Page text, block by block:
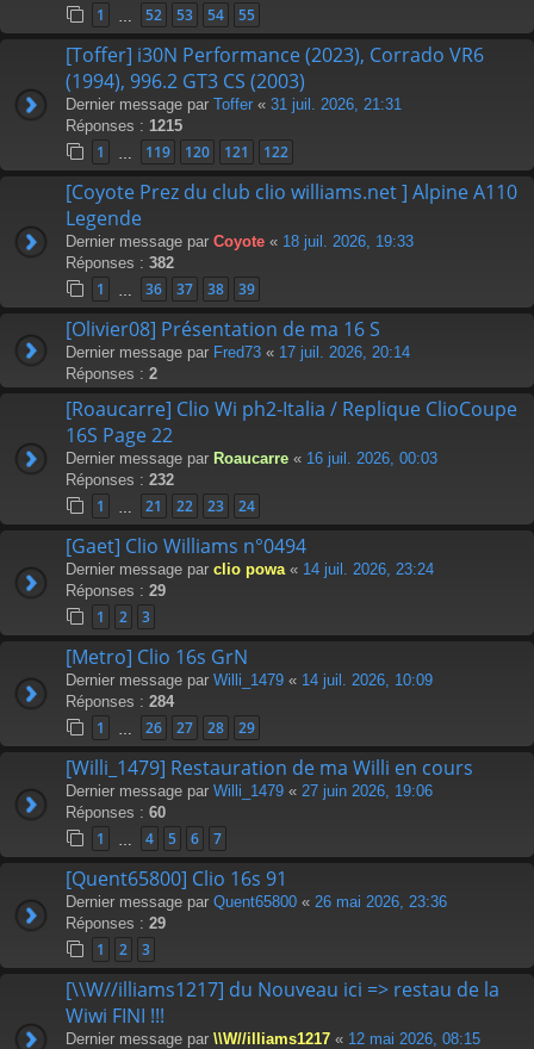
1 52 53 54 55
[Toffer] i30N Performance (2023), Corrado VR6
(1994), 996.2 GT3 CS (2003)
Dernier message par Toffer « 31 juil. 2026, 21:31
Réponses : 1215
1 119 120 121 122
[Coyote Prez du club clio williams.net ] Alpine A110
Legende
Dernier message par Coyote « 18 juil. 2026, 19:33
Réponses : 382
1 36 37 38 39
[Olivier08] Présentation de ma 16 S
Dernier message par Fred73 « 17 juil. 2026, 20:14
Réponses : 2
[Roaucarre] Clio Wi ph2-Italia / Replique ClioCoupe
16S Page 22
Dernier message par Roaucarre « 16 juil. 2026, 00:03
Réponses : 232
1 21 22 23 24
[Gaet] Clio Williams n°0494
Dernier message par clio powa « 14 juil. 2026, 23:24
Réponses : 29
1 2 3
[Metro] Clio 16s GrN
Dernier message par Willi_1479 « 14 juil. 2026, 10:09
Réponses : 284
1 26 27 28 29
[Willi_1479] Restauration de ma Willi en cours
Dernier message par Willi_1479 « 27 juin 2026, 19:06
Réponses : 60
1 4 5 6 7
[Quent65800] Clio 16s 91
Dernier message par Quent65800 « 26 mai 2026, 23:36
Réponses : 29
1 2 3
[\\W//illiams1217] du Nouveau ici => restau de la
Wiwi FINI !!!
Dernier message par \\W//illiams1217 « 12 mai 2026, 08:15